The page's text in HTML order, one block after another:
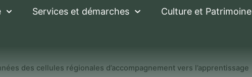
Services et démarches Culture et Patrimoine
des cellules régionales d’accompagnement vers l’apprentissage